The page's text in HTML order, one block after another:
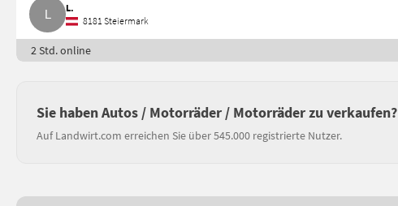
L.
8181 Steiermark
2 Std. online
Sie haben Autos / Motorräder / Motorräder zu verkaufen?
Auf Landwirt.com erreichen Sie über 545.000 registrierte Nutzer.